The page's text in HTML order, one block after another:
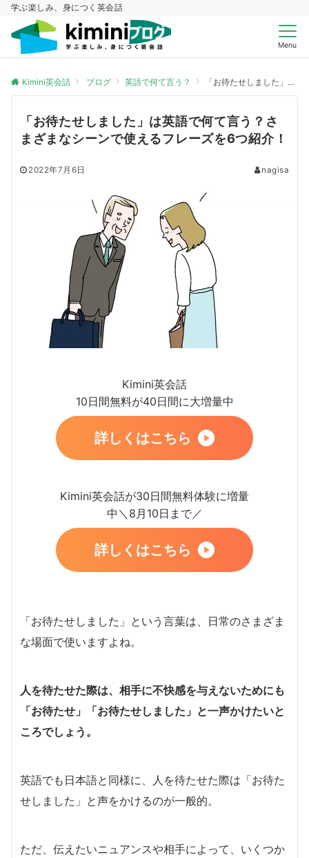
学ぶ楽しみ、身につく英会話
Menu
Kimini英会話 ブログ 英語で何て言う？ 「お待たせしました」は英語で何て言う？さまざまなシーンで使えるフレーズを6つ紹介！
「お待たせしました」は英語で何て言う？さ
まざまなシーンで使えるフレーズを6つ紹介！
2022年7月6日 nagisa
Kimini英会話
10日間無料が40日間に大増量中
詳しくはこちら
Kimini英会話が30日間無料体験に増量
中＼8月10日まで／
詳しくはこちら
「お待たせしました」という言葉は、日常のさまざま
な場面で使いますよね。
人を待たせた際は、相手に不快感を与えないためにも
「お待たせ」「お待たせしました」と一声かけたいと
ころでしょう。
英語でも日本語と同様に、人を待たせた際は「お待た
せしました」と声をかけるのが一般的。
ただ、伝えたいニュアンスや相手によって、いくつか